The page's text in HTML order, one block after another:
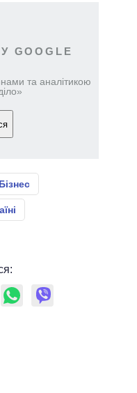
GOOGLE
та аналітикою
Бізнес